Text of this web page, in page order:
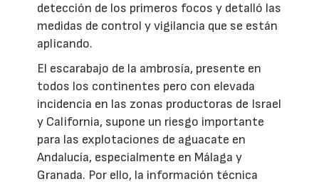
detección de los primeros focos y detalló las
medidas de control y vigilancia que se están
aplicando.
El escarabajo de la ambrosía, presente en
todos los continentes pero con elevada
incidencia en las zonas productoras de Israel
y California, supone un riesgo importante
para las explotaciones de aguacate en
Andalucía, especialmente en Málaga y
Granada. Por ello, la información técnica